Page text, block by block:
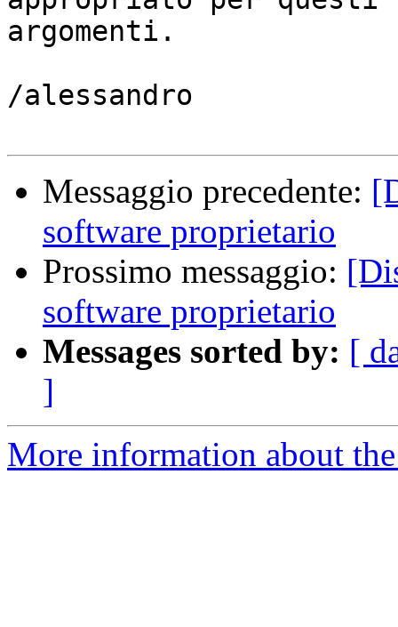
argomenti.
/alessandro
Messaggio precedente:
software proprietario
Prossimo messaggio:
software proprietario
Messages sorted by: [
]
More information about